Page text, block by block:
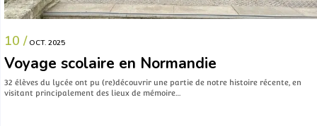
10 / OCT. 2025
Voyage scolaire en Normandie
32 élèves du lycée ont pu (re)découvrir une partie de notre histoire récente, en
visitant principalement des lieux de mémoire…